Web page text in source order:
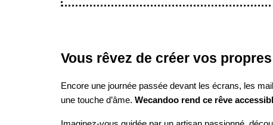
Vous rêvez de créer vos
Encore une journée passée devant les écrans, les
une touche d’âme. Wecandoo rend ce rêve